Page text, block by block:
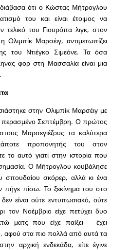
ότι ο Κώστας Μήτρογλου
του και είναι έτοιμος να
τελικό του Γιουρόπα λιγκ, στον
Μαρσέιγ, αντιμετωπίζει
του Ντιέγκο Σιμεόνε. Τα όσα
φορ στη Μασσαλία είναι μια
στην Ολιμπίκ Μαρσέιγ με
περασμένο Σεπτέμβρη. Ο πρώτος
Μαρσεγιέζους τα καλύτερα
προπονητής του στον
το αυτό γιατί στην ιστορία που
Ο Μήτρογλου κουβάλησε
σπουδαίου σκόρερ, αλλά κι ένα
πήγε πίσω. Το ξεκίνημα του στο
είναι ούτε εντυπωσιακό, ούτε
τον Νοέμβριο είχε πετύχει δυο
ματς που είχε παίξει – έχει
αφού στα πιο πολλά από αυτά τα
αρχική ενδεκάδα, είτε έγινε